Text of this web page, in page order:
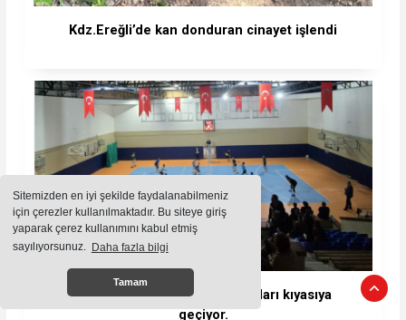
Sitemizden en iyi şekilde faydalanabilmeniz
için çerezler kullanılmaktadır. Bu siteye giriş
yaparak çerez kullanımını kabul etmiş
sayılıyorsunuz. Daha fazla bilgi
Tamam
Kdz.Ereğli’de kan donduran cinayet işlendi
Voleybol Turnuvası grup maçları kıyasıya
geçiyor.